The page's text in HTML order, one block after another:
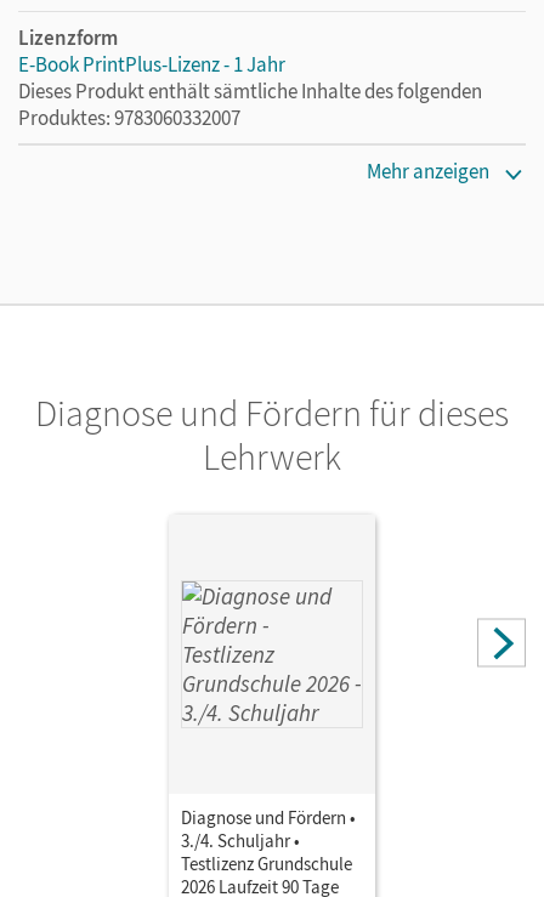
Lizenzform
E-Book PrintPlus-Lizenz - 1 Jahr
Dieses Produkt enthält sämtliche Inhalte des folgenden
Produktes: 9783060332007
ein Jahr lang ergänzend zum Print-Titel nutzen möchten.
Verlag
Cornelsen Verlag
Donoghue, Frank; Abbey, Susan
Mehr anzeigen
Diagnose und Fördern für dieses
Lehrwerk
Diagnose und Fördern •
3./4. Schuljahr •
Testlizenz Grundschule
2026 Laufzeit 90 Tage